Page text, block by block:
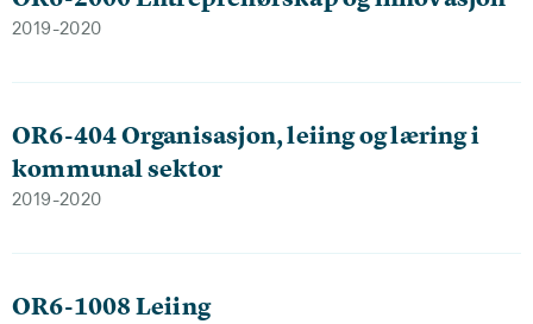
2019-2020
OR6-404 Organisasjon, leiing og læring i
kommunal sektor
2019-2020
OR6-1008 Leiing